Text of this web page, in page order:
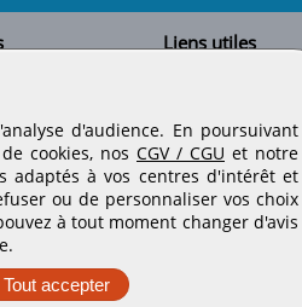
nous
légales
générales
nos équipes
Liens utiles
Conseils
Conditions de
Paramètres des
sociaux
d'audience. En poursuivant
cookies, nos CGV / CGU et notre
adaptés à vos centres d'intérêt et
ou de personnaliser vos choix
à tout moment changer d'avis
Tout accepter